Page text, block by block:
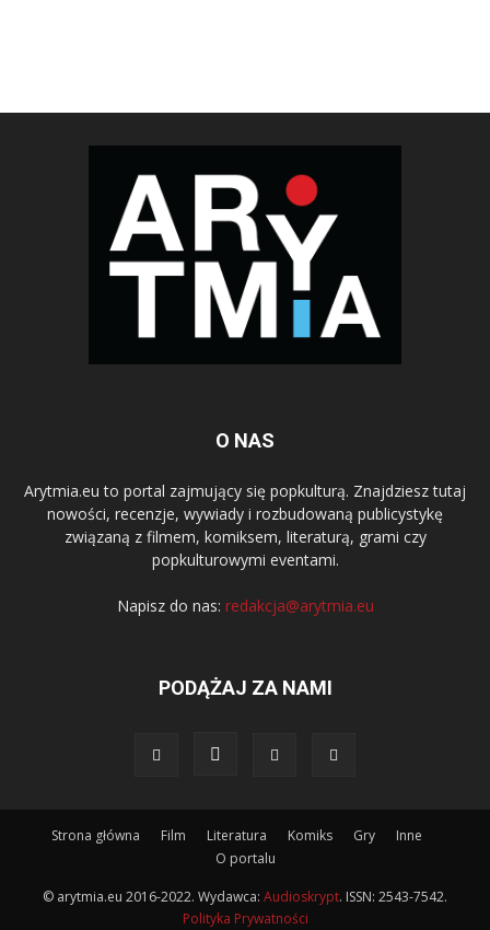
O NAS
Arytmia.eu to portal zajmujący się popkulturą. Znajdziesz tutaj
nowości, recenzje, wywiady i rozbudowaną publicystykę
związaną z filmem, komiksem, literaturą, grami czy
popkulturowymi eventami.
Napisz do nas: redakcja@arytmia.eu
PODĄŻAJ ZA NAMI
Strona główna Film Literatura Komiks Gry
Inne
O portalu
© arytmia.eu 2016-2022. Wydawca: Audioskrypt. ISSN: 2543-7542.
Polityka Prywatności